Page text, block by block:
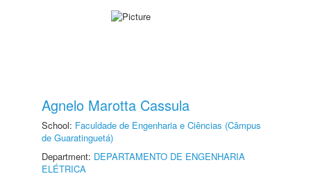
Agnelo Marotta Cassula
School: Faculdade de Engenharia e Ciências (Câmpus
de Guaratinguetá)
Department: DEPARTAMENTO DE ENGENHARIA
ELÉTRICA